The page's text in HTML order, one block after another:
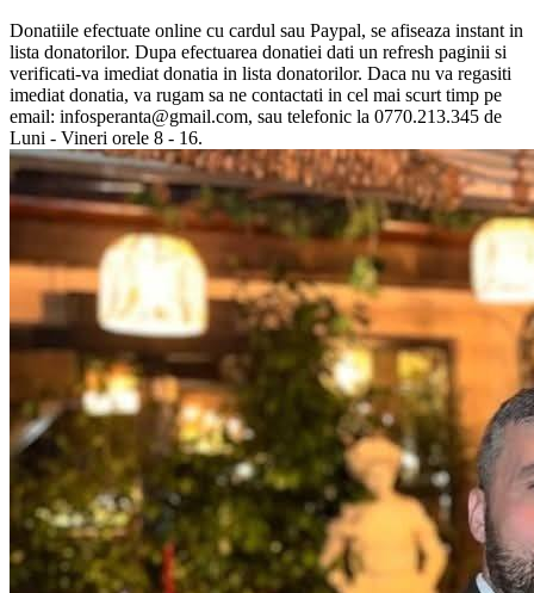
Donatiile efectuate online cu cardul sau Paypal, se afiseaza instant in
lista donatorilor. Dupa efectuarea donatiei dati un refresh paginii si
verificati-va imediat donatia in lista donatorilor. Daca nu va regasiti
imediat donatia, va rugam sa ne contactati in cel mai scurt timp pe
email: infosperanta@gmail.com, sau telefonic la 0770.213.345 de
Luni - Vineri orele 8 - 16.